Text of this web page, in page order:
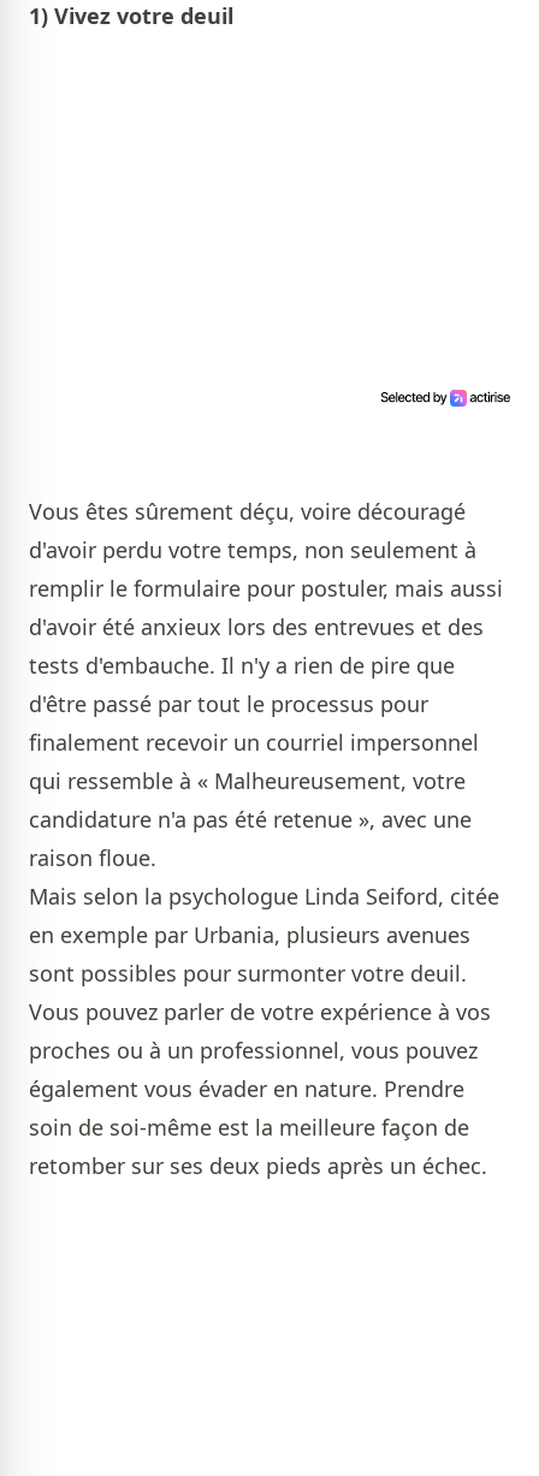
1) Vivez votre deuil
Vous êtes sûrement déçu, voire découragé
d'avoir perdu votre temps, non seulement à
remplir le formulaire pour postuler, mais aussi
d'avoir été anxieux lors des entrevues et des
tests d'embauche. Il n'y a rien de pire que
d'être passé par tout le processus pour
finalement recevoir un courriel impersonnel
qui ressemble à « Malheureusement, votre
candidature n'a pas été retenue », avec une
raison floue.
Mais selon la psychologue Linda Seiford, citée
en exemple par Urbania, plusieurs avenues
sont possibles pour surmonter votre deuil.
Vous pouvez parler de votre expérience à vos
proches ou à un professionnel, vous pouvez
également vous évader en nature. Prendre
soin de soi-même est la meilleure façon de
retomber sur ses deux pieds après un échec.